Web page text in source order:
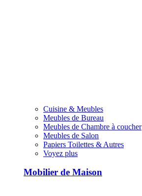
Cuisine & Meubles
Meubles de Bureau
Meubles de Chambre à coucher
Meubles de Salon
Papiers Toilettes & Autres
Voyez plus
Mobilier de Maison